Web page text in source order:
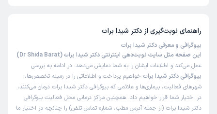
راهنمای نوبت‌گیری از دکتر شیدا برات
بیوگرافی و معرفی دکتر شیدا برات
این صفحه مثل سایت نوبت‌دهی اینترنتی دکتر شیدا برات (Dr Shida Barat)
عمل می‌کند و اطلاعات ایشان را به شما نمایش می‌دهد. در ادامه به بررسی
بیوگرافی دکتر شیدا برات خواهیم پرداخت و اطلاعاتی را در زمینه تخصص‌ها،
شهرهای فعالیت، بیماری‌ها و علائمی که بیوگرافی دکتر شیدا برات درمان می‌کنند،
در اختیار شما قرار خواهیم داد. همچنین مراکز درمانی محل فعالیت بیوگرافی
دکتر شیدا برات (از جمله آدرس مطب، شماره تماس تلفن) را چنانچه در اختیار ما